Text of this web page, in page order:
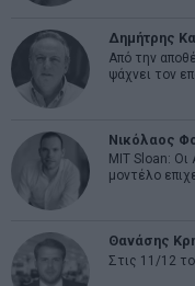
Δημήτρης
Από την
ψάχνει τον
Νικόλαος
MIT Sloan: Οι
μοντέλο
Θανάσης
Στις 11/12